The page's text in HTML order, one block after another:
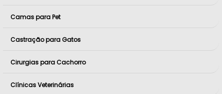
Camas para Pet
Castração para Gatos
Cirurgias para Cachorro
Clínicas Veterinárias